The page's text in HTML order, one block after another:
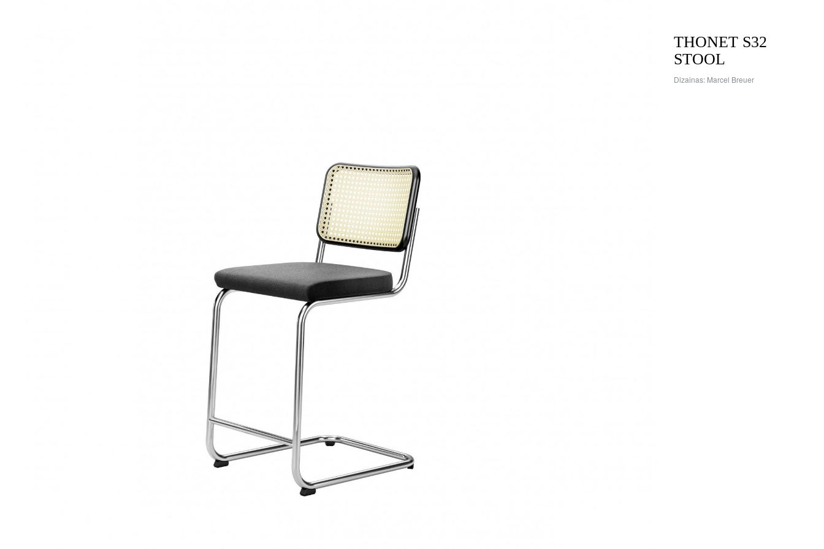
THONET S32
STOOL
Dizainas: Marcel Breuer